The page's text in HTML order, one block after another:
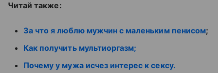
Читай также:
За что я люблю мужчин с маленьким пенисом;
Как получить мультиоргазм;
Почему у мужа исчез интерес к сексу.